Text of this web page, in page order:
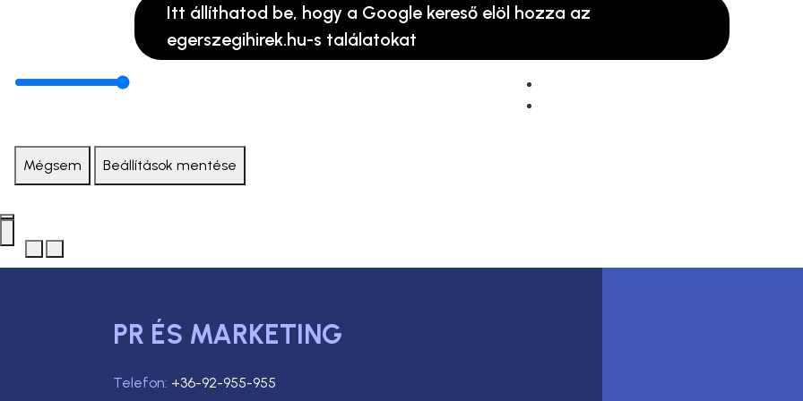
Itt állíthatod be, hogy a Google kereső elöl hozza az
egerszegihirek.hu-s találatokat
Mégsem Beállítások mentése
PR ÉS MARKETING
Telefon: +36-92-955-955